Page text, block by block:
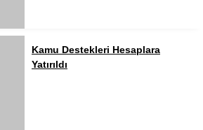
Kamu Destekleri Hesaplara
Yatırıldı